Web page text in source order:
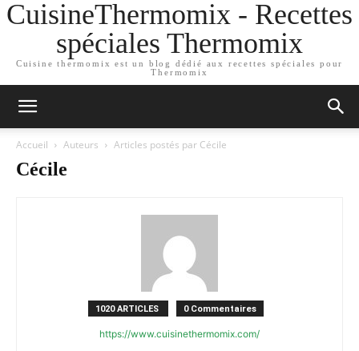
CuisineThermomix - Recettes
spéciales Thermomix
Cuisine thermomix est un blog dédié aux recettes spéciales pour
Thermomix
Accueil Auteurs Articles postés par Cécile
Cécile
1020 ARTICLES 0 Commentaires
https://www.cuisinethermomix.com/